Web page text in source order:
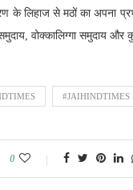
के लिहाज से मठों का अपना
वोक्कालिग्गा समुदाय और
#JAIHINDTIMES
0